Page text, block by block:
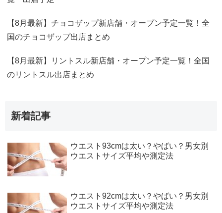
【8月最新】チョコザップ新店舗・オープン予定一覧！全
国のチョコザップ出店まとめ
【8月最新】リントスル新店舗・オープン予定一覧！全国
のリントスル出店まとめ
新着記事
ウエスト93cmは太い？やばい？男女別
ウエストサイズ平均や測定法
ウエスト92cmは太い？やばい？男女別
ウエストサイズ平均や測定法